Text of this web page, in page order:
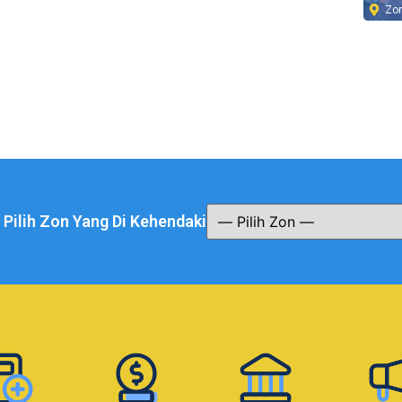
Zon Yang Di Kehendaki